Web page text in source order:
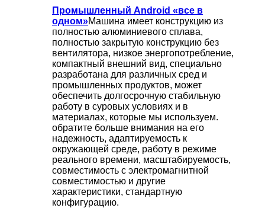
Промышленный Android «все в
одном»Машина имеет конструкцию из
полностью алюминиевого сплава,
полностью закрытую конструкцию без
вентилятора, низкое энергопотребление,
компактный внешний вид, специально
разработана для различных сред и
промышленных продуктов, может
обеспечить долгосрочную стабильную
работу в суровых условиях и в
материалах, которые мы используем.
обратите больше внимания на его
надежность, адаптируемость к
окружающей среде, работу в режиме
реального времени, масштабируемость,
совместимость с электромагнитной
совместимостью и другие
характеристики, стандартную
конфигурацию.